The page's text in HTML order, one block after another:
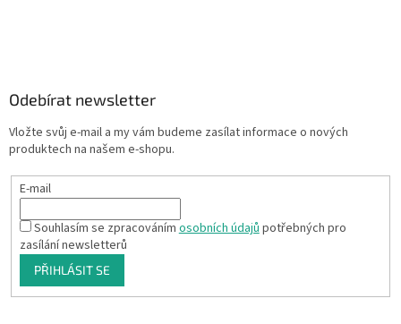
Odebírat newsletter
Vložte svůj e-mail a my vám budeme zasílat informace o nových
produktech na našem e-shopu.
E-mail
Souhlasím se zpracovánímosobních údajůpotřebných pro
zasílání newsletterů
PŘIHLÁSIT SE